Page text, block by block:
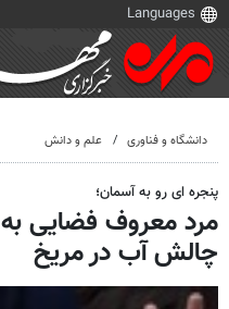
دانشگاه و فناوری علم و دانش
پنجره ای رو به آسمان؛
مرد معروف فضایی
چالش آب در مریخ